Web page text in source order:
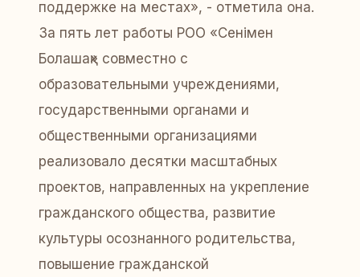
поддержке на местах», - отметила она.
За пять лет работы РОО «Сенімен
Болашақ» совместно с
образовательными учреждениями,
государственными органами и
общественными организациями
реализовало десятки масштабных
проектов, направленных на укрепление
гражданского общества, развитие
культуры осознанного родительства,
повышение гражданской